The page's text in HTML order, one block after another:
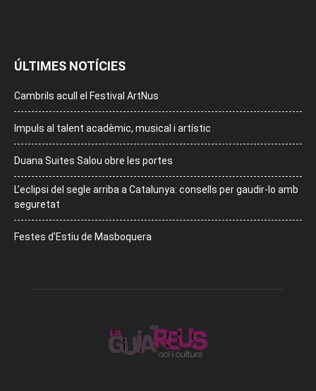
ÚLTIMES NOTÍCIES
Cambrils acull el Festival ArtNus
Impuls al talent acadèmic, musical i artístic
Duana Suites Salou obre les portes
L’eclipsi del segle arriba a Catalunya: consells per gaudir-lo amb
seguretat
Festes d’Estiu de Masboquera